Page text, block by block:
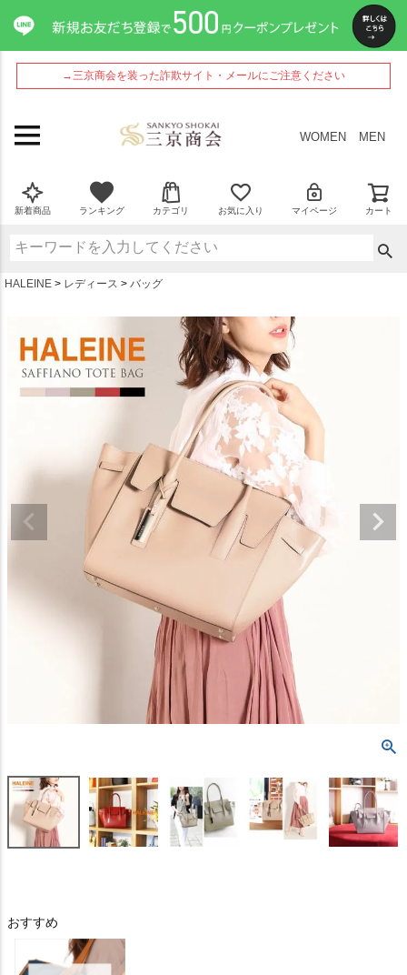
→三京商会を装った詐欺サイト・メールにご注意ください
WOMEN MEN
新着商品 ランキング カテゴリ お気に入り マイページ カート
HALEINE レディース バッグ
おすすめ
ペー
ジト
ップ
へ